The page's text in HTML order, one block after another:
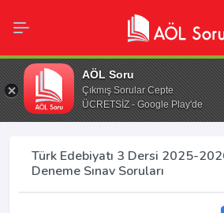
AÖL Soru
Çıkmış Sorular Cepte
ÜCRETSİZ - Google Play'de
Türk Edebiyatı 3 Dersi 2025-
Deneme Sınav Soruları